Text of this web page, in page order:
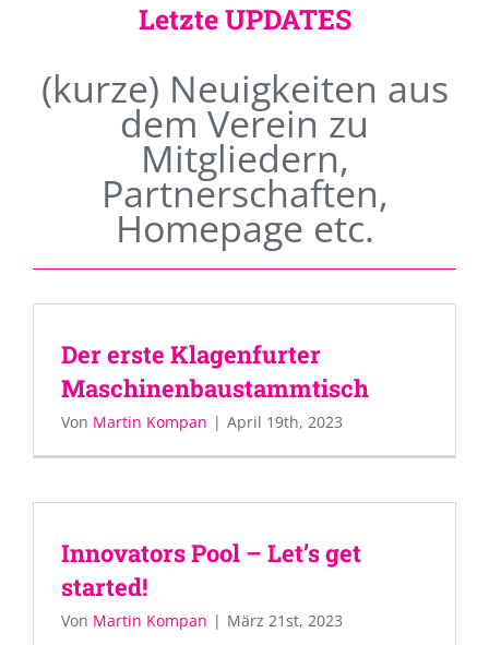
Letzte UPDATES
(kurze) Neuigkeiten aus
dem Verein zu
Mitgliedern,
Partnerschaften,
Homepage etc.
Der erste Klagenfurter
Maschinenbaustammtisch
Von Martin Kompan | April 19th, 2023
Innovators Pool – Let’s get
started!
Von Martin Kompan | März 21st, 2023